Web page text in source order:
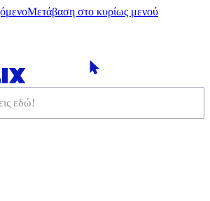
Μετάβαση στο κυρίως μενού